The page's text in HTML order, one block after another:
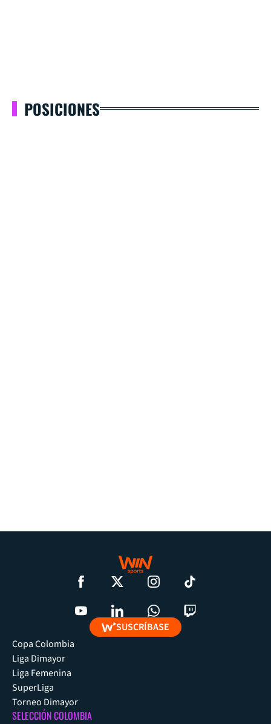
POSICIONES
SUSCRÍBASE
Copa Colombia
Liga Dimayor
Liga Femenina
SuperLiga
Torneo Dimayor
SELECCIÓN COLOMBIA